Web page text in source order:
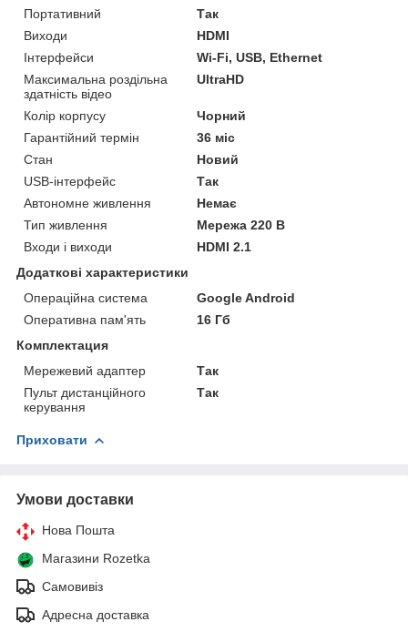
Портативний
Так
Виходи
HDMI
Інтерфейси
Wi-Fi, USB, Ethernet
Максимальна роздільна
здатність відео
UltraHD
Колір корпусу
Чорний
Гарантійний термін
36 міс
Стан
Новий
USB-інтерфейс
Так
Автономне живлення
Немає
Тип живлення
Мережа 220 В
Входи і виходи
HDMI 2.1
Додаткові характеристики
Операційна система
Google Android
Оперативна пам'ять
16 Гб
Комплектация
Мережевий адаптер
Так
Пульт дистанційного
керування
Так
Приховати
Умови доставки
Нова Пошта
Магазини Rozetka
Самовивіз
Адресна доставка